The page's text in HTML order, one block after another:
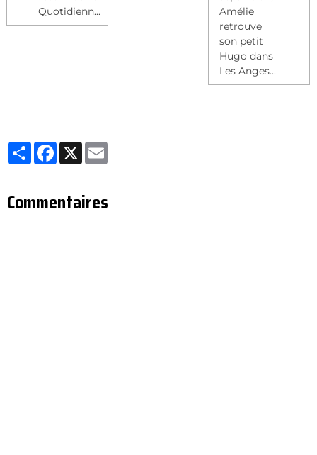
Quotidienn...
Amélie
retrouve
son petit
Hugo dans
Les Anges...
Partager
Facebook
X
Commentaires